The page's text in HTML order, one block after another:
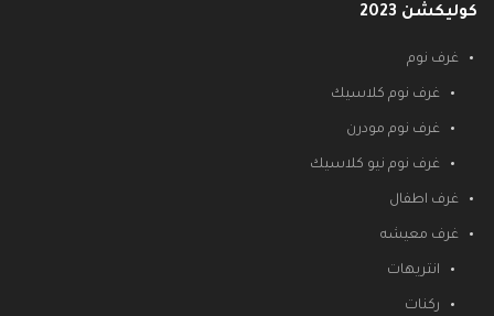
كوليكشن 2023
غرف نوم
غرف نوم كلاسيك
غرف نوم مودرن
غرف نوم نيو كلاسيك
غرف اطفال
غرف معيشه
انتريهات
ركنات